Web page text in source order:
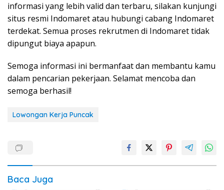
informasi yang lebih valid dan terbaru, silakan kunjungi
situs resmi Indomaret atau hubungi cabang Indomaret
terdekat. Semua proses rekrutmen di Indomaret tidak
dipungut biaya apapun.
Semoga informasi ini bermanfaat dan membantu kamu
dalam pencarian pekerjaan. Selamat mencoba dan
semoga berhasil!
Lowongan Kerja Puncak
Baca Juga